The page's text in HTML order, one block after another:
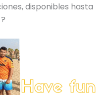
disponibles hasta